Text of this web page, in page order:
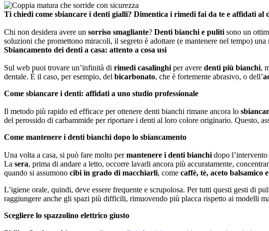
Ti chiedi come sbiancare i denti gialli? Dimentica i rimedi fai da te e affidati al
Chi non desidera avere un sorriso smagliante? Denti bianchi e puliti sono un
soluzioni che promettono miracoli, il segreto è adottare (e mantenere nel tempo) una
Sbiancamento dei denti a casa: attento a cosa usi
Sul web puoi trovare un’infinità di rimedi casalinghi per avere denti più bianchi,
dentale. È il caso, per esempio, del bicarbonato, che è fortemente abrasivo, o dell’
Come sbiancare i denti: affidati a uno studio professionale
Il metodo più rapido ed efficace per ottenere denti bianchi rimane ancora lo
del perossido di carbammide per riportare i denti al loro colore originario. Questo,
Come mantenere i denti bianchi dopo lo sbiancamento
Una volta a casa, si può fare molto per mantenere i denti bianchi dopo
La sera, prima di andare a letto, occorre lavarli ancora più accuratamente,
quando si assumono cibi in grado di macchiarli, come caffè, tè, aceto balsamico
L’igiene orale, quindi, deve essere frequente e scrupolosa. Per tutti questi gesti di
raggiungere anche gli spazi più difficili, rimuovendo più placca rispetto ai modelli
Scegliere lo spazzolino elettrico giusto